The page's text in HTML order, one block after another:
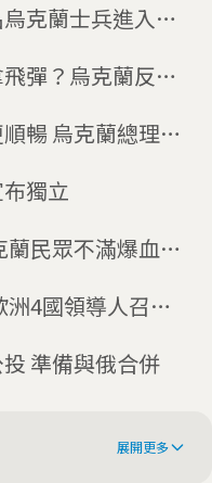
克蘭士兵進入俄
彈？烏克蘭反戰
總理請
獨立
4國領導人召開
烏克蘭大城二度公投 準備與俄合併
展開更多